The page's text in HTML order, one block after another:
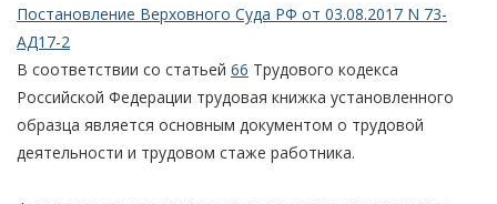
Постановление Верховного Суда РФ от 03.08.2017 N 73-
АД17-2
В соответствии со статьей 66 Трудового кодекса
Российской Федерации трудовая книжка установленного
образца является основным документом о трудовой
деятельности и трудовом стаже работника.